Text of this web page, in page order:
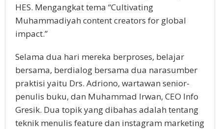
HES. Mengangkat tema “Cultivating
Muhammadiyah content creators for global
impact.”
Selama dua hari mereka berproses, belajar
bersama, berdialog bersama dua narasumber
praktisi yaitu Drs. Adriono, wartawan senior-
penulis buku, dan Muhammad Irwan, CEO Info
Gresik. Dua topik yang dibahas adalah tentang
teknik menulis feature dan instagram marketing